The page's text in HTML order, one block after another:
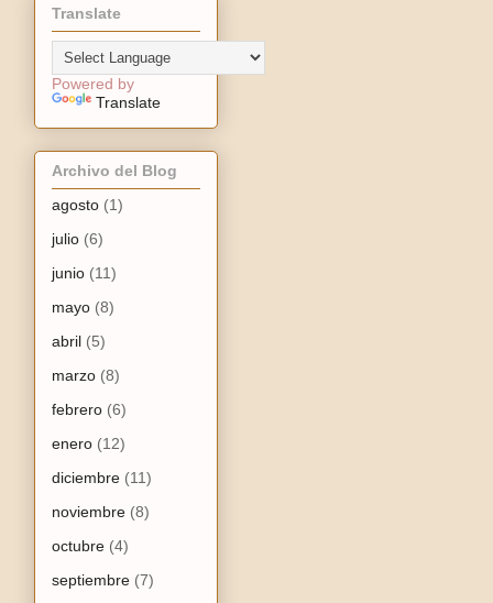
Translate
Powered by
Translate
Archivo del Blog
agosto (1)
julio (6)
junio (11)
mayo (8)
abril (5)
marzo (8)
febrero (6)
enero (12)
diciembre (11)
noviembre (8)
octubre (4)
septiembre (7)